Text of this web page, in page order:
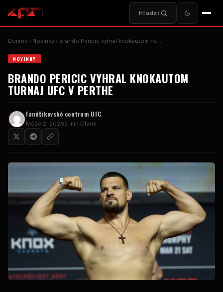
Hľadať
Domov Novinky Brando Pericic vyhral knokautom na…
NOVINKY
BRANDO PERICIC VYHRAL KNOKAUTOM
TURNAJ UFC V PERTHE
Fanúšikovské centrum UFC
Môže 2, 20263 min čítané